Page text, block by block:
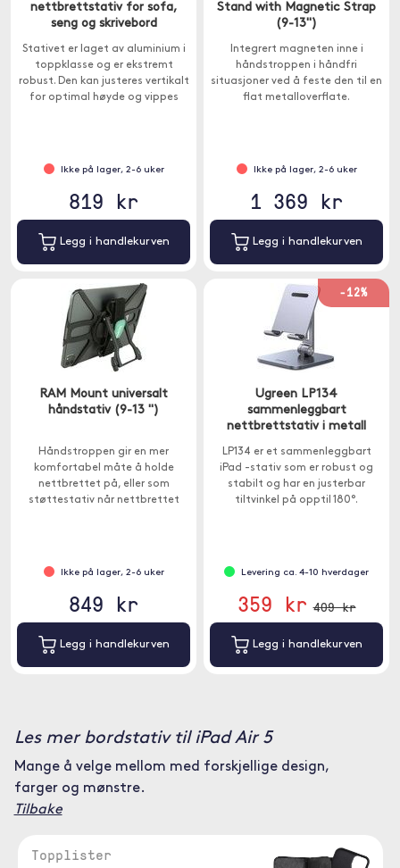
nettbrettstativ for sofa,
seng og skrivebord
Stativet er laget av aluminium i
toppklasse og er ekstremt
robust. Den kan justeres vertikalt
for optimal høyde og vippes
Ikke på lager, 2-6 uker
819 kr
Legg i handlekurven
Stand with Magnetic Strap
(9-13")
Integrert magneten inne i
håndstroppen i håndfri
situasjoner ved å feste den til en
flat metalloverflate.
Ikke på lager, 2-6 uker
1 369 kr
Legg i handlekurven
RAM Mount universalt
håndstativ (9-13 ")
Håndstroppen gir en mer
komfortabel måte å holde
nettbrettet på, eller som
støttestativ når nettbrettet
Ikke på lager, 2-6 uker
849 kr
Legg i handlekurven
-12%
Ugreen LP134
sammenleggbart
nettbrettstativ i metall
LP134 er et sammenleggbart
iPad -stativ som er robust og
stabilt og har en justerbar
tiltvinkel på opptil 180°.
Levering ca. 4-10 hverdager
359 kr 409 kr
Legg i handlekurven
Les mer bordstativ til iPad Air 5
Mange å velge mellom med forskjellige design,
farger og mønstre.
Tilbake
Topplister